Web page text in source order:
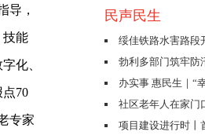
导，
技能
化、
70
专家